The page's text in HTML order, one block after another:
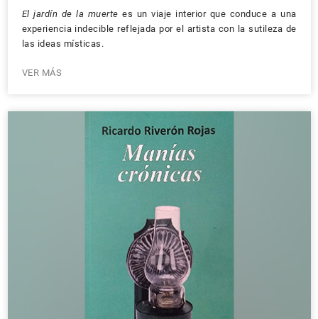
El jardín de la muerte es un viaje interior que conduce a una
experiencia indecible reflejada por el artista con la sutileza de
las ideas místicas.
VER MÁS